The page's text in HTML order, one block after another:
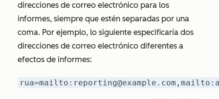
direcciones de correo electrónico para los
informes, siempre que estén separadas por una
coma. Por ejemplo, lo siguiente especificaría dos
direcciones de correo electrónico diferentes a
efectos de informes: